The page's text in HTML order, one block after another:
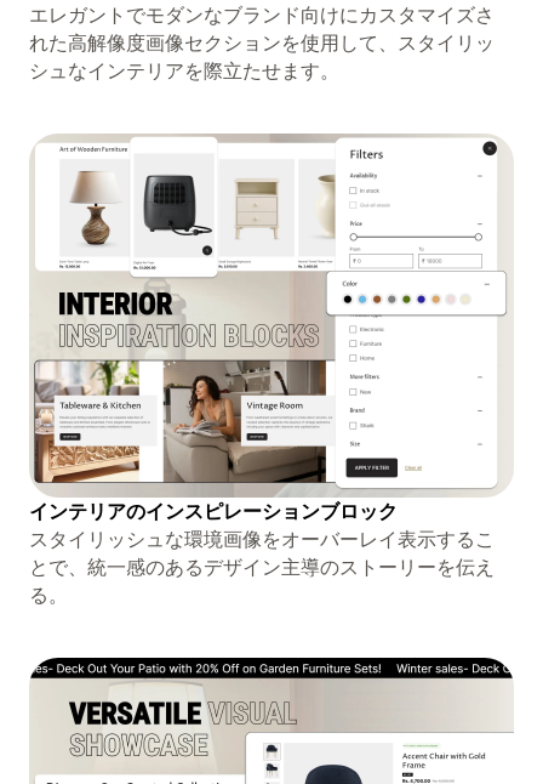
エレガントでモダンなブランド向けにカスタマイズさ
れた高解像度画像セクションを使用して、スタイリッ
シュなインテリアを際立たせます。
インテリアのインスピレーションブロック
スタイリッシュな環境画像をオーバーレイ表示するこ
とで、統一感のあるデザイン主導のストーリーを伝え
る。